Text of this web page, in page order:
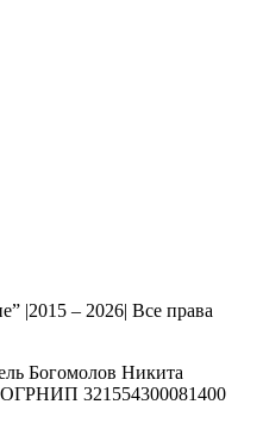
|2015 – 2026| Все права
Богомолов Никита
321554300081400